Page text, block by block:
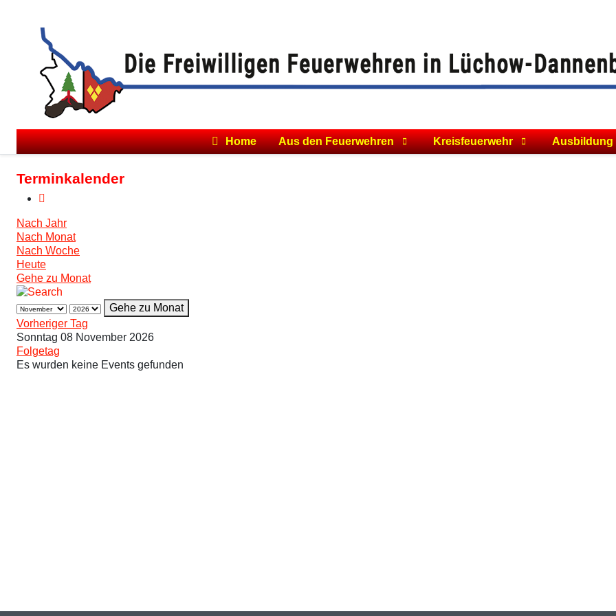
Home Aus den Feuerwehren Kreisfeuerwehr Ausbildung
Terminkalender
Nach Jahr
Nach Monat
Nach Woche
Heute
Gehe zu Monat
Gehe zu Monat
Vorheriger Tag
Sonntag 08 November 2026
Folgetag
Es wurden keine Events gefunden